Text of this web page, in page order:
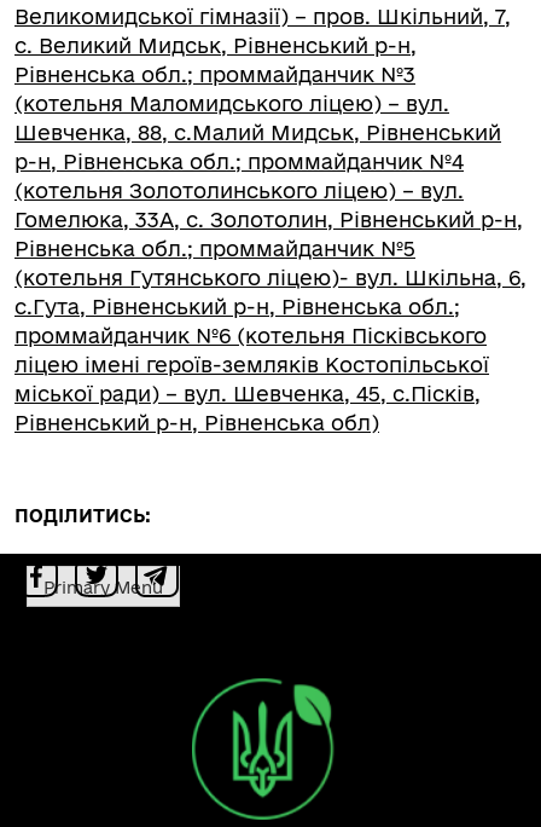
Великомидської гімназії) – пров. Шкільний, 7,
с. Великий Мидськ, Рівненський р-н,
Рівненська обл.; проммайданчик №3
(котельня Маломидського ліцею) – вул.
Шевченка, 88, с.Малий Мидськ, Рівненський
р-н, Рівненська обл.; проммайданчик №4
(котельня Золотолинського ліцею) – вул.
Гомелюка, 33А, с. Золотолин, Рівненський р-н,
Рівненська обл.; проммайданчик №5
(котельня Гутянського ліцею)- вул. Шкільна, 6,
с.Гута, Рівненський р-н, Рівненська обл.;
проммайданчик №6 (котельня Пісківського
ліцею імені героїв-земляків Костопільської
міської ради) – вул. Шевченка, 45, с.Пісків,
Рівненський р-н, Рівненська обл)
ПОДІЛИТИСЬ:
Primary Menu